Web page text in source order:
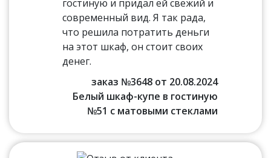
гостиную и придал ей свежий и
современный вид. Я так рада,
что решила потратить деньги
на этот шкаф, он стоит своих
денег.
заказ №3648 от 20.08.2024
Белый шкаф-купе в гостиную
№51 с матовыми стеклами